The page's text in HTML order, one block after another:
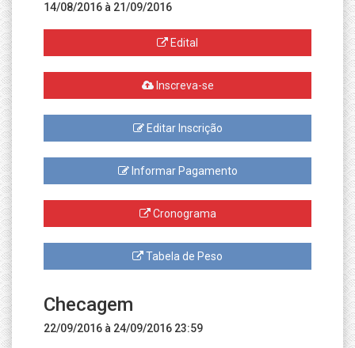
14/08/2016 à 21/09/2016
Edital
Inscreva-se
Editar Inscrição
Informar Pagamento
Cronograma
Tabela de Peso
Checagem
22/09/2016 à 24/09/2016 23:59